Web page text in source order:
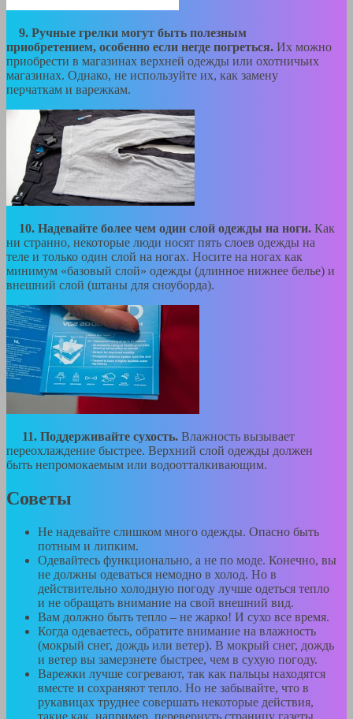
9. Ручные грелки могут быть полезным
приобретением, особенно если негде погреться. Их можно
приобрести в магазинах верхней одежды или охотничьих
магазинах. Однако, не используйте их, как замену
перчаткам и варежкам.
10. Надевайте более чем один слой одежды на ноги. Как
ни странно, некоторые люди носят пять слоев одежды на
теле и только один слой на ногах. Носите на ногах как
минимум «базовый слой» одежды (длинное нижнее белье) и
внешний слой (штаны для сноуборда).
11. Поддерживайте сухость. Влажность вызывает
переохлаждение быстрее. Верхний слой одежды должен
быть непромокаемым или водоотталкивающим.
Советы
Не надевайте слишком много одежды. Опасно быть
потным и липким.
Одевайтесь функционально, а не по моде. Конечно, вы
не должны одеваться немодно в холод. Но в
действительно холодную погоду лучше одеться тепло
и не обращать внимание на свой внешний вид.
Вам должно быть тепло – не жарко! И сухо все время.
Когда одеваетесь, обратите внимание на влажность
(мокрый снег, дождь или ветер). В мокрый снег, дождь
и ветер вы замерзнете быстрее, чем в сухую погоду.
Варежки лучше согревают, так как пальцы находятся
вместе и сохраняют тепло. Но не забывайте, что в
рукавицах труднее совершать некоторые действия,
такие как, например, перевернуть страницу газеты.